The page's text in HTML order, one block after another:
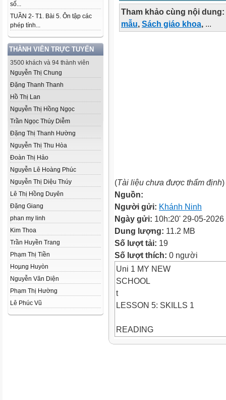
số...
TUẦN 2- T1. Bài 5. Ôn tập các
phép tính...
THÀNH VIÊN TRỰC TUYẾN
3500 khách và 94 thành viên
Nguyễn Thị Chung
Đặng Thanh Thanh
Hồ Thị Lan
Nguyễn Thị Hồng Ngọc
Trần Ngọc Thúy Diễm
Đặng Thị Thanh Hường
Nguyễn Thị Thu Hòa
Đoàn Thị Hảo
Nguyễn Lê Hoàng Phúc
Nguyễn Thị Diệu Thúy
Lê Thị Hồng Duyên
Đặng Giang
phan my linh
Kim Thoa
Trần Huyền Trang
Phạm Thị Tiền
Hoµng Huyòn
Nguyễn Văn Diện
Phạm Thị Hường
Lê Phúc Vũ
Tham khảo cùng nội dung:
mẫu, Sách giáo khoa, ...
(Tài liệu chưa được thẩm định)
Nguồn:
Người gửi: Khánh Ninh
Ngày gửi: 10h:20' 29-05-2026
Dung lượng: 11.2 MB
Số lượt tải: 19
Số lượt thích: 0 người
Uni 1 MY NEW
SCHOOL
t
LESSON 5: SKILLS 1
READING